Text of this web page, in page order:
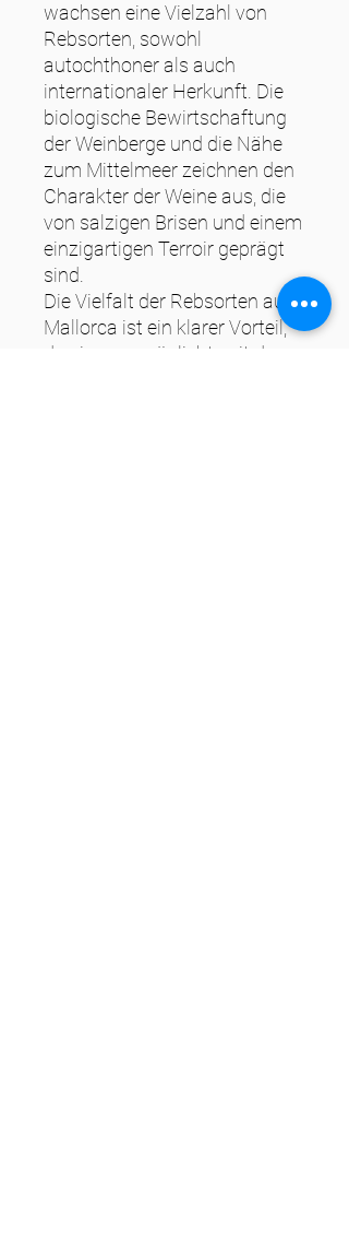
wachsen eine Vielzahl von
Rebsorten, sowohl
autochthoner als auch
internationaler Herkunft. Die
biologische Bewirtschaftung
der Weinberge und die Nähe
zum Mittelmeer zeichnen den
Charakter der Weine aus, die
von salzigen Brisen und einem
einzigartigen Terroir geprägt
sind.
Die Vielfalt der Rebsorten auf
Mallorca ist ein klarer Vorteil,
da sie es ermöglicht, mit den